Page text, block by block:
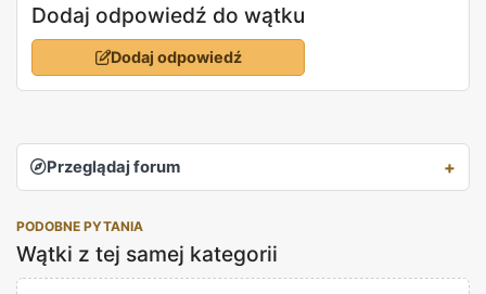
Dodaj odpowiedź do wątku
Dodaj odpowiedź
Przeglądaj forum
PODOBNE PYTANIA
Wątki z tej samej kategorii